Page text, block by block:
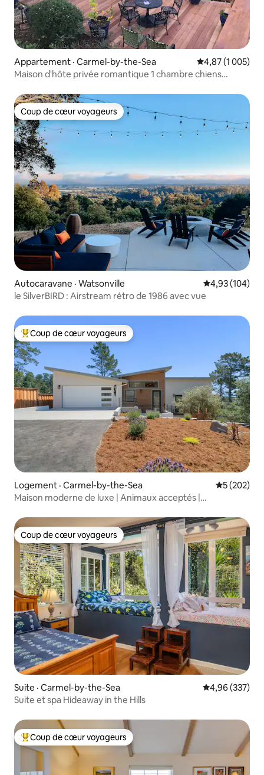
Appartement · Carmel-by-the-Sea Note moyenne
4,87 (1 005)
Maison d'hôte privée romantique 1 chambre chiens
Coup de cœur voyageurs
Coup de cœur voyageurs
Autocaravane · Watsonville Note
4,93 (104)
le SilverBIRD : Airstream rétro de 1986 avec vue
Coup de cœur voyageurs parmi les plus aimés
Coup de cœur voyageurs
Logement · Carmel-by-the-Sea Note
5 (202)
Maison moderne de luxe | Animaux acceptés |
8 places de stationnement
Coup de cœur voyageurs
Coup de cœur voyageurs
Suite · Carmel-by-the-Sea Note
4,96 (337)
Suite et spa Hideaway in the Hills
Coup de cœur voyageurs parmi les plus aimés
Coup de cœur voyageurs